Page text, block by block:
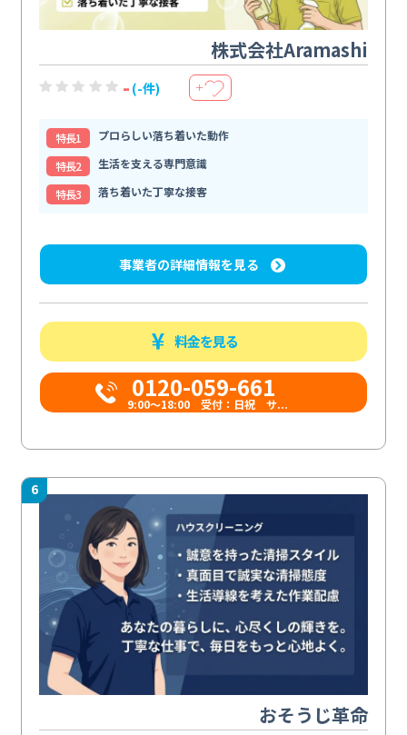
株式会社Aramashi
- (-件) ＋
特⻑1
プロらしい落ち着いた動作
特⻑2
生活を支える専門意識
特⻑3
落ち着いた丁寧な接客
事業者の詳細情報を見る
料金を見る
0120-059-661
9:00〜18:00 受付：日祝 サ...
6
おそうじ革命